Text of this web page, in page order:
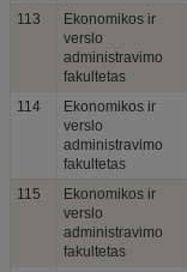
113
Ekonomikos ir
verslo
administravimo
fakultetas
114
Ekonomikos ir
verslo
administravimo
fakultetas
115
Ekonomikos ir
verslo
administravimo
fakultetas